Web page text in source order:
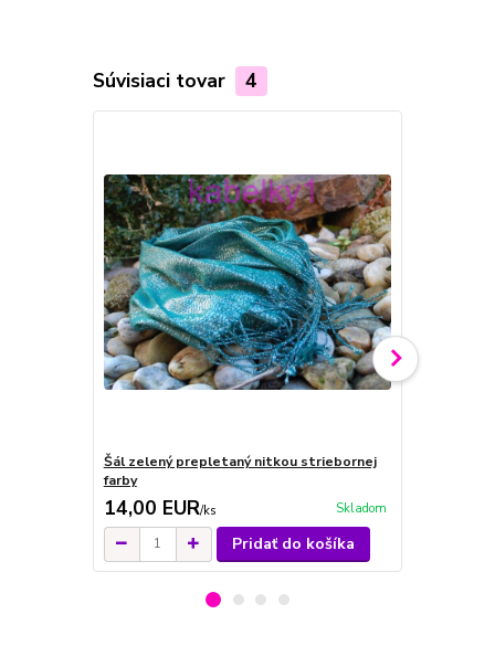
Súvisiaci tovar 4
Šál zelený prepletaný nitkou striebornej
farby
14,00 EUR/ks Skladom
Pridať do košíka